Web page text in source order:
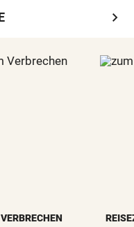
chevron_right
VERBRECHEN